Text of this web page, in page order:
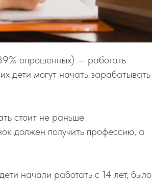
опрошенных) — работать
дети могут начать зарабатывать
стоит не раньше
должен получить профессию, а
начали работать с 14 лет, было